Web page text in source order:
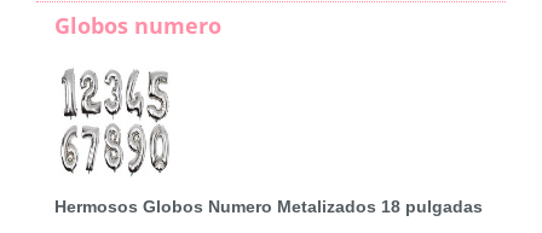
Globos numero
Hermosos Globos Numero Metalizados 18 pulgadas